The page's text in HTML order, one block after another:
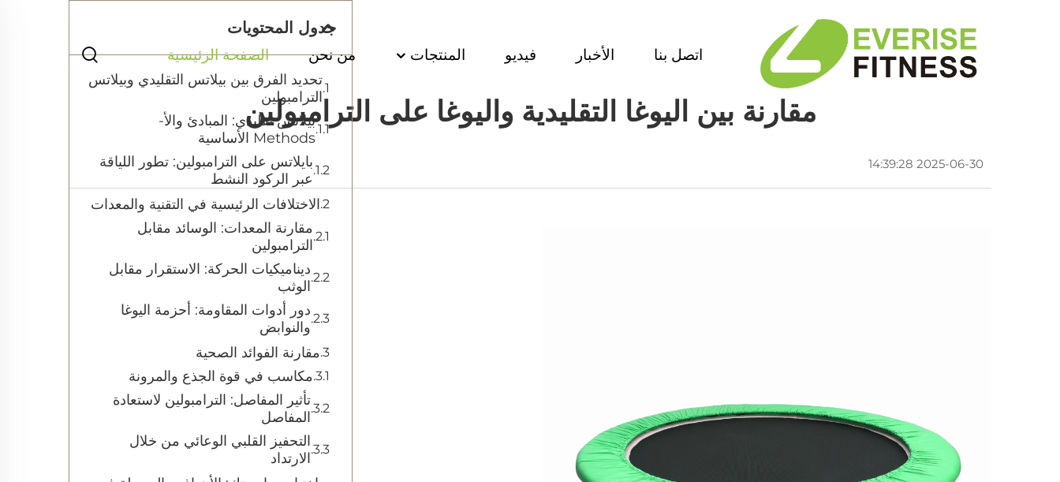
الصفحة الرئيسية من نحن المنتجات فيديو الأخبار اتصل بنا
مقارنة بين اليوغا التقليدية واليوغا على الترامبولين
2025-06-30 14:39:28
جدول المحتويات
تحديد الفرق بين بيلاتس التقليدي وبيلاتس
الترامبولين
بيلاتس تقليدي: المبادئ والأ-
Methods الأساسية
بايلاتس على الترامبولين: تطور اللياقة
عبر الركود النشط
الاختلافات الرئيسية في التقنية والمعدات
مقارنة المعدات: الوسائد مقابل
الترامبولين
ديناميكيات الحركة: الاستقرار مقابل
الوثب
دور أدوات المقاومة: أحزمة اليوغا
والنوابض
مقارنة الفوائد الصحية
مكاسب في قوة الجذع والمرونة
تأثير المفاصل: الترامبولين لاستعادة
المفاصل
التحفيز القلبي الوعائي من خلال
الارتداد